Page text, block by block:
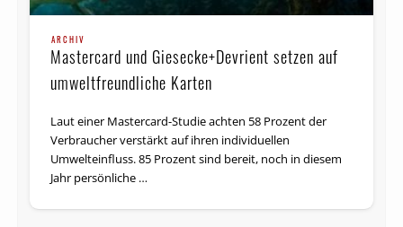
ARCHIV
Mastercard und Giesecke+Devrient setzen auf
umweltfreundliche Karten
Laut einer Mastercard-Studie achten 58 Prozent der
Verbraucher verstärkt auf ihren individuellen
Umwelteinfluss. 85 Prozent sind bereit, noch in diesem
Jahr persönliche …